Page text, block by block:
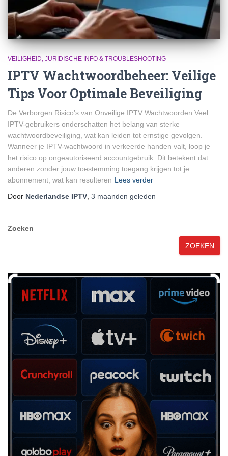
VEILIGHEID, JURIDISCHE INFO & TROUBLESHOOTING
IPTV Wachtwoordbeheer: Veilige
Tips Voor Optimale Beveiliging
De Verborgen Risico’s van Onveilige IPTV Wachtwoorden Veel
IPTV-gebruikers onderschatten het belang van sterke
wachtwoordbeveiliging, wat kan leiden tot ernstige gevolgen.
Wanneer je IPTV-wachtwoord in verkeerde handen valt, loop je
het risico op ongeautoriseerd accountgebruik. Dit betekent dat
anderen zonder jouw toestemming toegang krijgen tot je
abonnement, wat kan resulteren Lees verder
Door Nederlandse IPTV 3 maanden geleden
Zoeken
ZOEKEN